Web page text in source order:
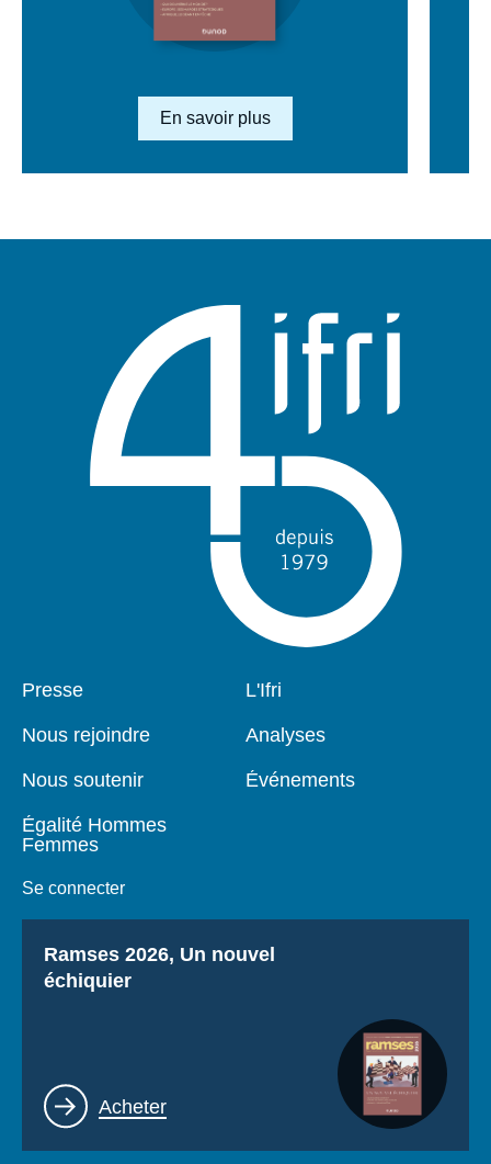
savoir
Lien en savoir plus
En savoir plus
Pied
Presse
Nous rejoindre
Nous soutenir
Égalité Hommes
Femmes
Se connecter
Navigation
L'Ifri
Analyses
Événements
Titre
Ramses 2026, Un nouvel
échiquier
Lien
Acheter